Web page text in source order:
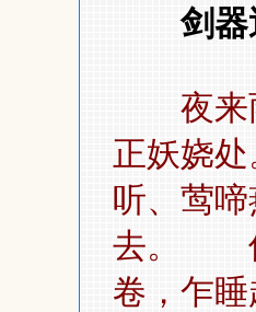
剑器
夜
正妖娆
听、莺
去。 佳
卷，乍